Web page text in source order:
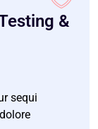
&
sequi